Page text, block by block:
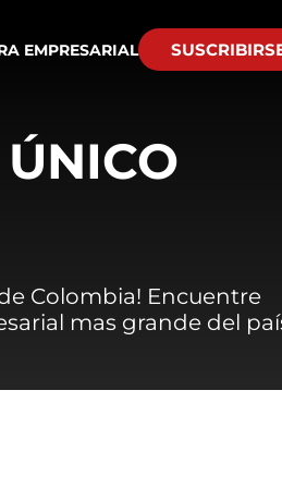
EMPRESARIAL
Colombia! Encuentre
mas grande del